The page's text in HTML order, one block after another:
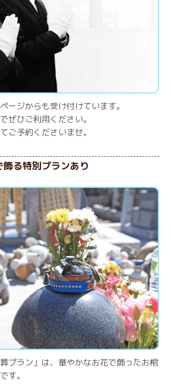
ージからも受け付けています。
ぜひご利用ください。
ご予約くださいませ。
飾る特別プランあり
プラン」は、華やかなお花で飾ったお棺
す。